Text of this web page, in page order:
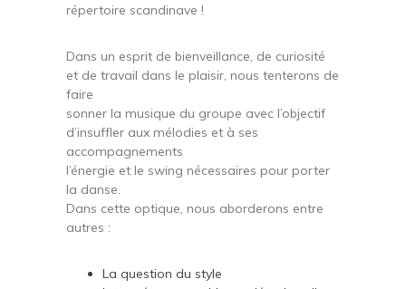
répertoire scandinave !
Dans un esprit de bienveillance, de curiosité
et de travail dans le plaisir, nous tenterons de
faire
sonner la musique du groupe avec l’objectif
d’insuffler aux mélodies et à ses
accompagnements
l’énergie et le swing nécessaires pour porter
la danse.
Dans cette optique, nous aborderons entre
autres :
La question du style